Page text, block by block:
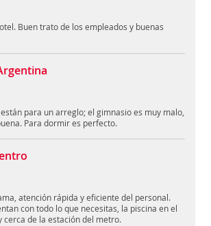
Buen trato de los empleados y buenas
para un arreglo; el gimnasio es muy malo,
Para dormir es perfecto.
atención rápida y eficiente del personal.
con todo lo que necesitas, la piscina en el
cerca de la estación del metro.